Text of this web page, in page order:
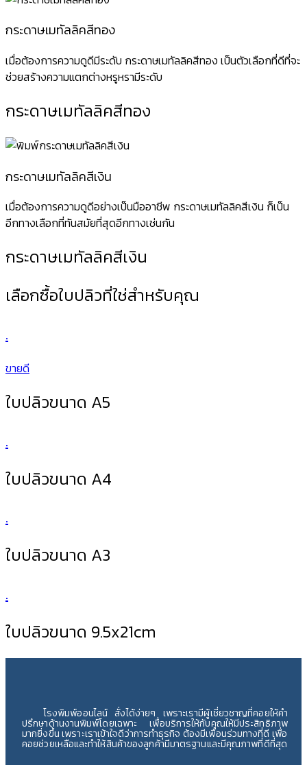
กระดาษเมทัลลิคสีทอง
เมื่อต้องการความดูดีมีระดับ กระดาษเมทัลลิคสีทอง เป็นตัวเลือกที่ดีที่จะ
ช่วยสร้างความแตกต่างหรูหรามีระดับ
กระดาษเมทัลลิคสีทอง
กระดาษเมทัลลิคสีเงิน
เมื่อต้องการความดูดีอย่างเป็นมืออาชีพ กระดาษเมทัลลิคสีเงิน ก็เป็น
อีกทางเลือกที่ทันสมัยที่สุดอีกทางเช่นกัน
กระดาษเมทัลลิคสีเงิน
เลือกซื้อใบปลิวที่ใช่สำหรับคุณ
.
ขายดี
ใบปลิวขนาด A5
.
ใบปลิวขนาด A4
.
ใบปลิวขนาด A3
.
ใบปลิวขนาด 9.5x21cm
โรงพิมพ์ออนไลน์ สั่งได้ง่ายๆ เพราะเรามีผู้เชี่ยวชาญที่คอยให้คำ
ปรึกษาด้านงานพิมพ์โดยเฉพาะ เพื่อบริการให้กับคุณให้มีประสิทธิภาพ
มากยิ่งขึ้น เพราะเราเข้าใจดีว่าการทำธุรกิจ ต้องมีเพื่อนร่วมทางที่ดี เพื่อ
คอยช่วยเหลือและทำให้สินค้าของลูกค้ามีมาตรฐานและมีคุณภาพที่ดีที่สุด